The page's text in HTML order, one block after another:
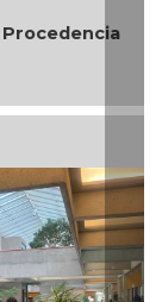
de 100